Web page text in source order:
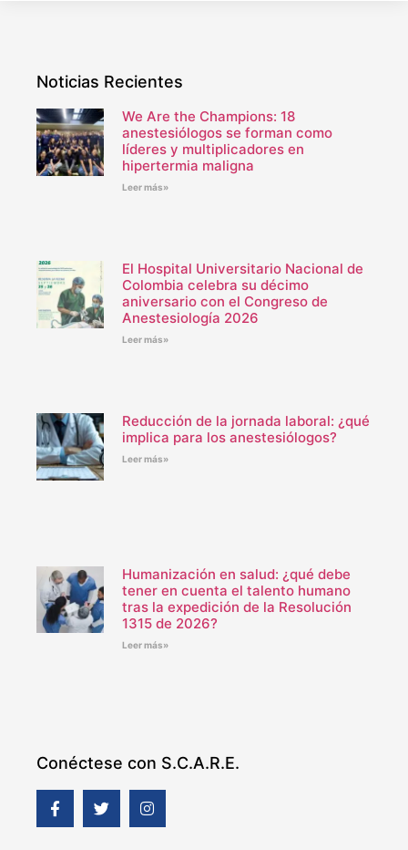
Noticias Recientes
We Are the Champions: 18
anestesiólogos se forman como
líderes y multiplicadores en
hipertermia maligna
Leer más»
El Hospital Universitario Nacional de
Colombia celebra su décimo
aniversario con el Congreso de
Anestesiología 2026
Leer más»
Reducción de la jornada laboral: ¿qué
implica para los anestesiólogos?
Leer más»
Humanización en salud: ¿qué debe
tener en cuenta el talento humano
tras la expedición de la Resolución
1315 de 2026?
Leer más»
Conéctese con S.C.A.R.E.